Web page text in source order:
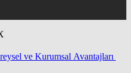
ve Kurumsal Avantajları